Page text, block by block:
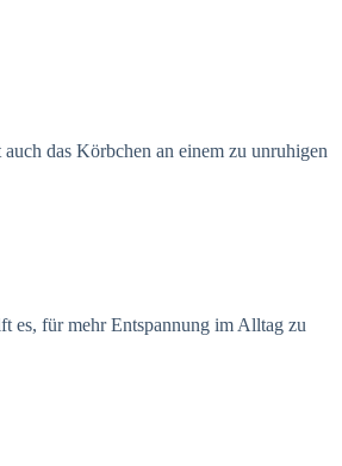
das Körbchen an einem zu unruhigen
es, für mehr Entspannung im Alltag zu